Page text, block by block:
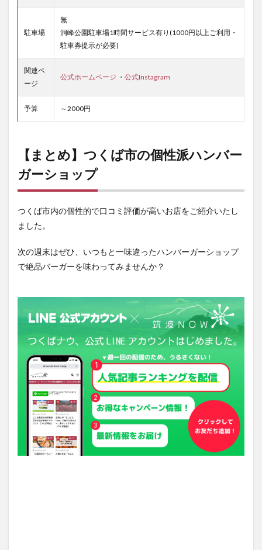
駐車場
無
洞峰公園駐車場1時間サービス有り(1000円以上ご利用・
駐車券提示が必要)
関連ペ
ージ
公式ホームページ ・ 公式Instagram
予算 ～2000円
【まとめ】つくば市の個性派ハンバー
ガーショップ
つくば市内の個性的で口コミ評価が高いお店をご紹介いたし
ました。
次の週末はぜひ、いつもと一味違ったハンバーガーショップ
で絶品バーガーを味わってみませんか？